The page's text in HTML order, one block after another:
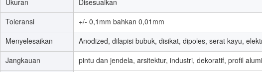
Ukuran
Disesuaikan
Toleransi
+/- 0,1mm bahkan 0,01mm
Menyelesaikan
Anodized, dilapisi bubuk, disikat, dipoles, serat kayu,
Jangkauan
pintu dan jendela, arsitektur, industri, dekoratif, profil